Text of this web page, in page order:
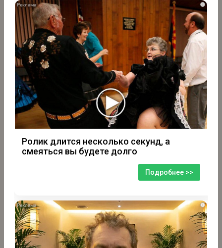
i
Ролик длится несколько секунд, а
смеяться вы будете долго
Подробнее >>
i